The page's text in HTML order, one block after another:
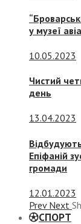
у музеї
10.05.2023
Чистий
день
13.04.2023
Епіфаній
громади
12.01.2023
Prev Next
СПОРТ